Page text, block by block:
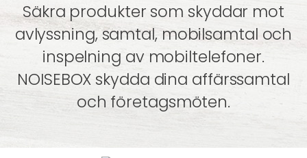
Säkra produkter som skyddar mot
avlyssning, samtal, mobilsamtal och
inspelning av mobiltelefoner.
NOISEBOX skydda dina affärssamtal
och företagsmöten.